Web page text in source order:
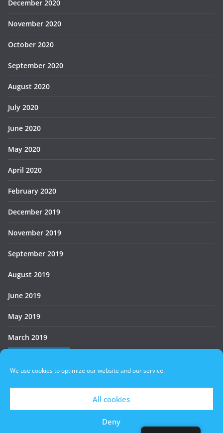
We use cookies to optimize our website and our service.
All cookies
Deny
December 2020
November 2020
October 2020
September 2020
August 2020
July 2020
June 2020
May 2020
April 2020
February 2020
December 2019
November 2019
September 2019
August 2019
June 2019
May 2019
March 2019
БАУХ. All rights reserved.